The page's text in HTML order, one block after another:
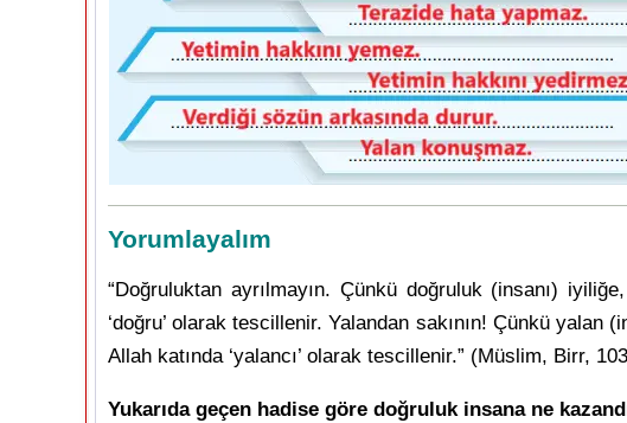
Yorumlayalım
“Doğruluktan ayrılmayın. Çünkü doğruluk (insanı)
‘doğru’ olarak tescillenir. Yalandan sakının! Çünkü
Allah katında ‘yalancı’ olarak tescillenir.” (Müslim, Birr,
Yukarıda geçen hadise göre doğruluk insana ne